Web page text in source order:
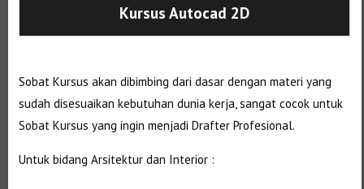
Kursus Autocad 2D
Sobat Kursus akan dibimbing dari dasar dengan materi yang
sudah disesuaikan kebutuhan dunia kerja, sangat cocok untuk
Sobat Kursus yang ingin menjadi Drafter Profesional.
Untuk bidang Arsitektur dan Interior :